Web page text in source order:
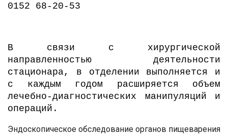
0152 68-20-53
В связи с хирургической
направленностью деятельности
стационара, в отделении выполняется и
с каждым годом расширяется объем
лечебно-диагностических манипуляций и
операций.
Эндоскопическое обследование органов пищеварения